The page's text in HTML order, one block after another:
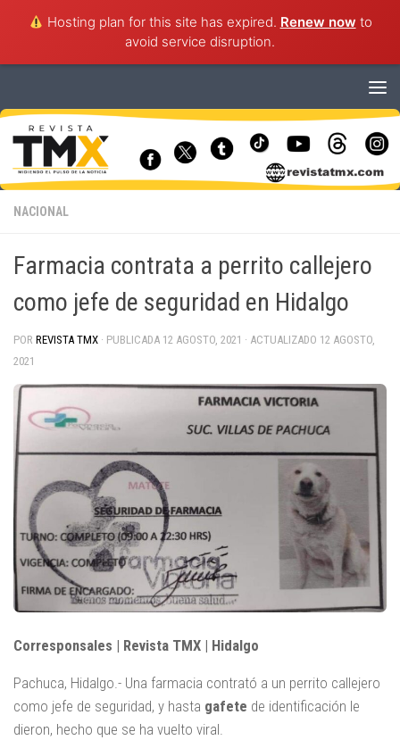
Hosting plan for this site has expired. Renew now to
avoid service disruption.
NACIONAL
Farmacia contrata a perrito callejero
como jefe de seguridad en Hidalgo
POR REVISTA TMX · PUBLICADA 12 AGOSTO, 2021 · ACTUALIZADO 12 AGOSTO,
2021
Corresponsales | Revista TMX | Hidalgo
Pachuca, Hidalgo.- Una farmacia contrató a un perrito callejero
como jefe de seguridad, y hasta gafete de identificación le
dieron, hecho que se ha vuelto viral.